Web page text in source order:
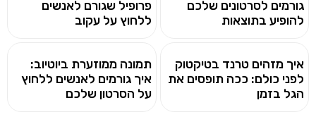
גורמים לסרטונים שלכם
להופיע בתוצאות
פרופיל שגורם לאנשים
ללחוץ על עקוב
איך מזהים טרנד בטיקטוק
לפני כולם: ככה תופסים את
הגל בזמן
תמונה ממוזערת ביוטיוב:
איך גורמים לאנשים ללחוץ
על הסרטון שלכם